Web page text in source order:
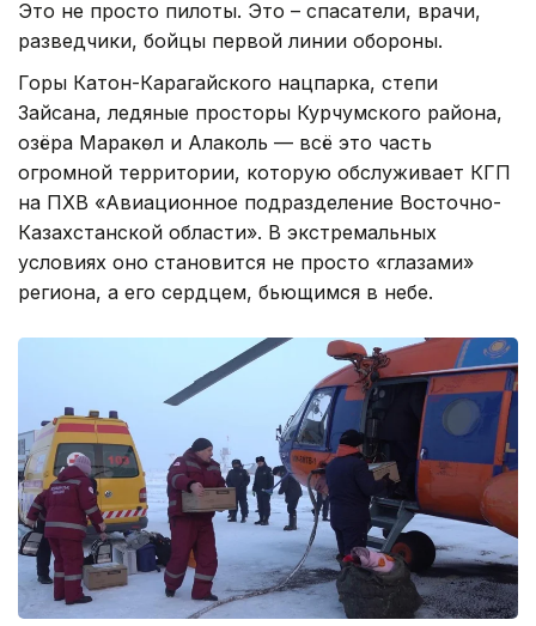
Это не просто пилоты. Это – спасатели, врачи,
разведчики, бойцы первой линии обороны.
Горы Катон-Карагайского нацпарка, степи
Зайсана, ледяные просторы Курчумского района,
озёра Марқакөл и Алаколь — всё это часть
огромной территории, которую обслуживает КГП
на ПХВ «Авиационное подразделение Восточно-
Казахстанской области». В экстремальных
условиях оно становится не просто «глазами»
региона, а его сердцем, бьющимся в небе.